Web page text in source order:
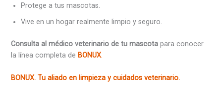
Protege a tus mascotas.
Vive en un hogar realmente limpio y seguro.
Consulta al médico veterinario de tu mascota para conocer
la línea completa de BONUX
BONUX. Tu aliado en limpieza y cuidados veterinario.